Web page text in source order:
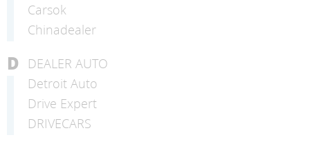
Carsok
Chinadealer
D
DEALER AUTO
Detroit Auto
Drive Expert
DRIVECARS